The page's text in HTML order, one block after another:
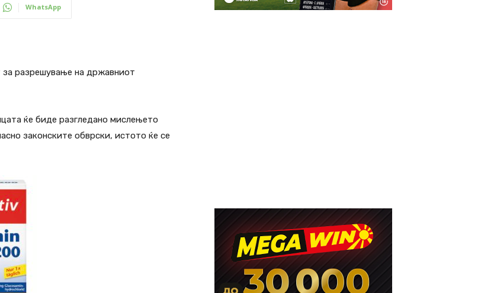
WhatsApp
за разрешување на државниот
ќе биде разгледано мислењето
законските обврски, истото ќе се